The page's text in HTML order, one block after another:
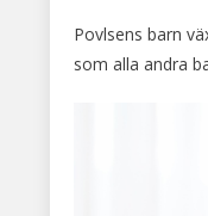
Povlsens barn
som alla andra